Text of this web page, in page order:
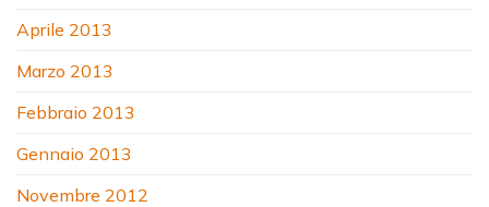
Aprile 2013
Marzo 2013
Febbraio 2013
Gennaio 2013
Novembre 2012